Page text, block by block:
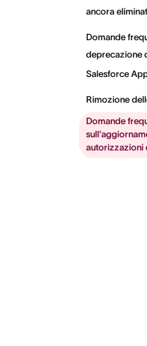
ancora
Domande
deprecazione
Salesforce
Rimozione
Domande
autorizzazioni